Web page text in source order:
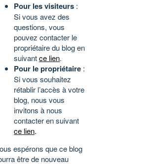
Pour les visiteurs :
Si vous avez des
questions, vous
pouvez contacter le
propriétaire du blog en
suivantce lien.
Pour le propriétaire :
Si vous souhaitez
rétablir l’accès à votre
blog, nous vous
invitons à nous
contacter en suivant
ce lien.
espérons que ce blog
être de nouveau